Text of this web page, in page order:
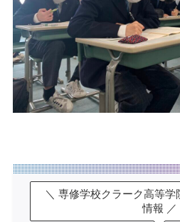
＼ 専修学校クラーク高等
情報 ／